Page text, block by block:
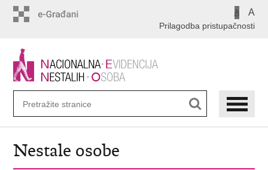
A A
Prilagodba pristupačnosti
Nestale osobe